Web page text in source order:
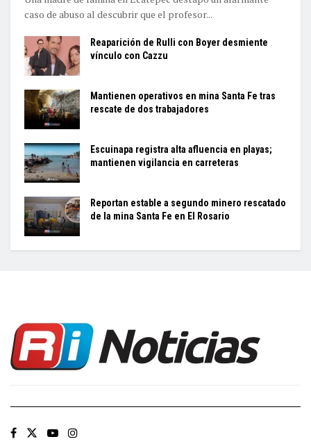
caso de abuso al descubrir que el profesor...
Reaparición de Rulli con Boyer desmiente
vínculo con Cazzu
Mantienen operativos en mina Santa Fe tras
rescate de dos trabajadores
Escuinapa registra alta afluencia en playas;
mantienen vigilancia en carreteras
Reportan estable a segundo minero rescatado
de la mina Santa Fe en El Rosario